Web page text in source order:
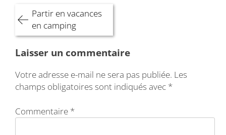
Navigation
de
l’article
Partir en vacances
en camping
Laisser un commentaire
Votre adresse e-mail ne sera pas publiée. Les
champs obligatoires sont indiqués avec *
Commentaire *